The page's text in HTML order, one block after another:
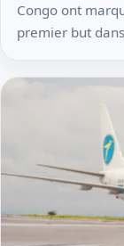
Congo ont
premier but